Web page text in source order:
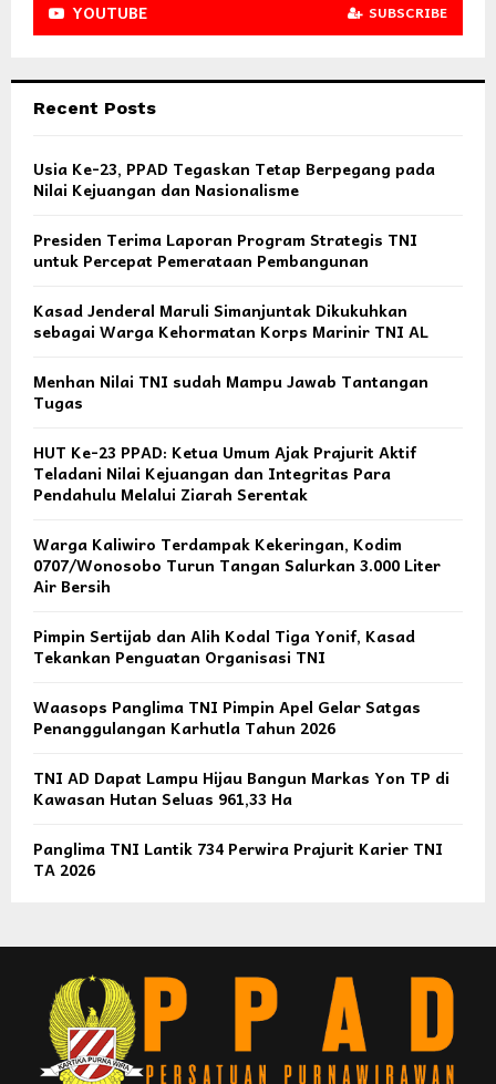
YOUTUBE SUBSCRIBE
Recent Posts
Usia Ke-23, PPAD Tegaskan Tetap Berpegang pada
Nilai Kejuangan dan Nasionalisme
Presiden Terima Laporan Program Strategis TNI
untuk Percepat Pemerataan Pembangunan
Kasad Jenderal Maruli Simanjuntak Dikukuhkan
sebagai Warga Kehormatan Korps Marinir TNI AL
Menhan Nilai TNI sudah Mampu Jawab Tantangan
Tugas
HUT Ke-23 PPAD: Ketua Umum Ajak Prajurit Aktif
Teladani Nilai Kejuangan dan Integritas Para
Pendahulu Melalui Ziarah Serentak
Warga Kaliwiro Terdampak Kekeringan, Kodim
0707/Wonosobo Turun Tangan Salurkan 3.000 Liter
Air Bersih
Pimpin Sertijab dan Alih Kodal Tiga Yonif, Kasad
Tekankan Penguatan Organisasi TNI
Waasops Panglima TNI Pimpin Apel Gelar Satgas
Penanggulangan Karhutla Tahun 2026
TNI AD Dapat Lampu Hijau Bangun Markas Yon TP di
Kawasan Hutan Seluas 961,33 Ha
Panglima TNI Lantik 734 Perwira Prajurit Karier TNI
TA 2026